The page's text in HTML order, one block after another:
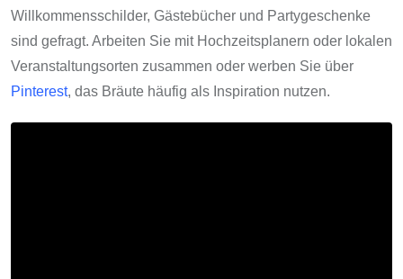
Willkommensschilder, Gästebücher und Partygeschenke
sind gefragt. Arbeiten Sie mit Hochzeitsplanern oder lokalen
Veranstaltungsorten zusammen oder werben Sie über
Pinterest, das Bräute häufig als Inspiration nutzen.